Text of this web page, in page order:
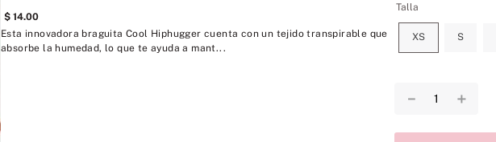
14.00
Esta innovadora braguita Cool Hiphugger cuenta con un tejido transpirable que
absorbe la humedad, lo que te ayuda a mant...
Talla
XS S
＋
－